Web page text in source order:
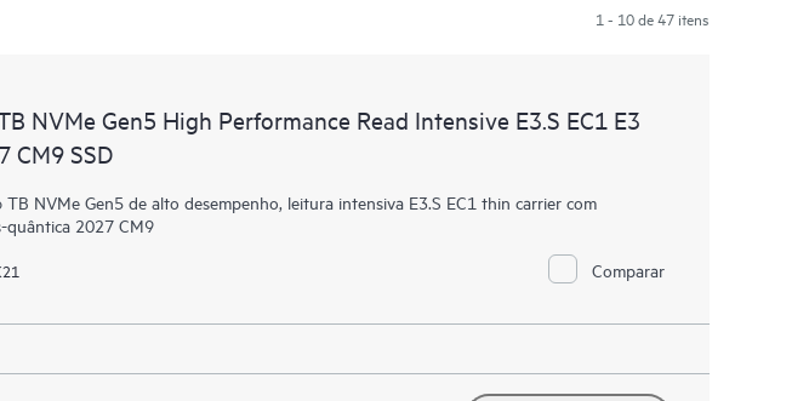
1 - 10 de 47 itens
NVMe Gen5 High Performance Read Intensive E3.S EC1 E3
CM9 SSD
TB NVMe Gen5 de alto desempenho, leitura intensiva E3.S EC1 thin carrier com
quântica 2027 CM9
Comparar